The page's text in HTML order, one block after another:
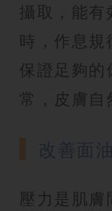
攝取，能有
時，作息規
保證足夠的
常，皮膚自
壓力是肌